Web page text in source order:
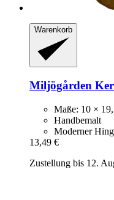
Warenkorb
Miljögården
Maße: 10 ×
Handbemalt
Moderner
13,49 €
Zustellung bis 12.